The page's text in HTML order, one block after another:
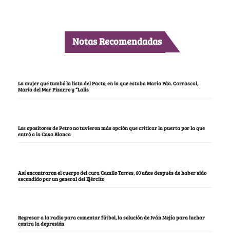
Notas Recomendadas
La mujer que tumbó la lista del Pacto, en la que estaba María Fda. Carrascal,
María del Mar Pizarro y “Lalis
Los opositores de Petro no tuvieron más opción que criticar la puerta por la que
entró a la Casa Blanca
Así encontraron el cuerpo del cura Camilo Torres, 60 años después de haber sido
escondido por un general del Ejército
Regresar a la radio para comentar fútbol, la solución de Iván Mejía para luchar
contra la depresión